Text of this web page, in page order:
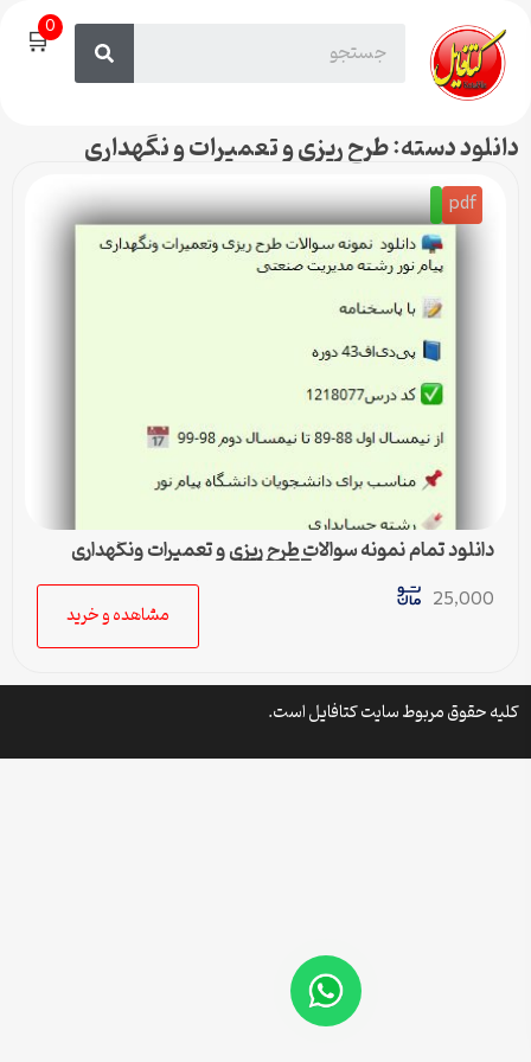
🛒0
دانلود دسته: طرح ریزی و تعمیرات و نگهداری
pdf
دانلود تمام نمونه سوالات طرح ریزی و تعمیرات ونگهداری
رشته مدیریت صنعتی کد1218077پیام نور
25,000
مشاهده و خرید
کلیه حقوق مربوط سایت کتافایل است.